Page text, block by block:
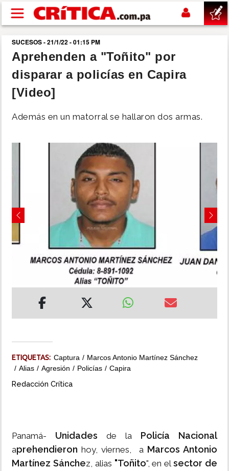
Pasar al contenido principal
buscar
SUCESOS
MUNDO
IMPRESO
SUCESOS - 21/1/22 - 01:15 PM
Aprehenden a "Toñito" por
disparar a policías en Capira
[Video]
Además en un matorral se hallaron dos armas.
Previous Next
ETIQUETAS: Captura
Marcos Antonio Martínez Sánchez
Alias
Agresión Policías Capira
Redacción Crítica
Panamá- Unidades de la Policía Nacional
aprehendieronhoy, viernes, a Marcos Antonio
Martínez Sánchez, alias "Toñito", en elsector de